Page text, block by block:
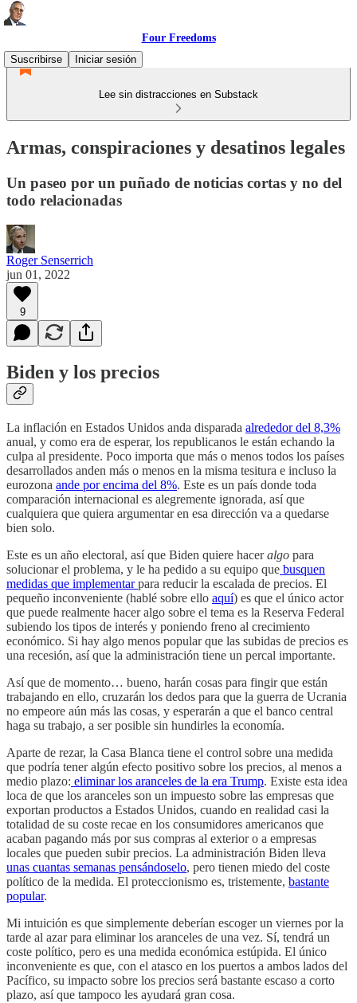
Four Freedoms
Suscribirse
Iniciar sesión
Lee sin distracciones en Substack
Armas, conspiraciones y desatinos legales
Un paseo por un puñado de noticias cortas y no del
todo relacionadas
Roger Senserrich
jun 01, 2022
9
Biden y los precios
La inflación en Estados Unidos anda disparada alrededor del 8,3%
anual, y como era de esperar, los republicanos le están echando la
culpa al presidente. Poco importa que más o menos todos los países
desarrollados anden más o menos en la misma tesitura e incluso la
eurozona ande por encima del 8%. Este es un país donde toda
comparación internacional es alegremente ignorada, así que
cualquiera que quiera argumentar en esa dirección va a quedarse
bien solo.
Este es un año electoral, así que Biden quiere haceralgo para
solucionar el problema, y le ha pedido a su equipo que busquen
medidas que implementarpara reducir la escalada de precios. El
pequeño inconveniente (hablé sobre ello aquí) es que el único actor
que puede realmente hacer algo sobre el tema es la Reserva Federal
subiendo los tipos de interés y poniendo freno al crecimiento
económico. Si hay algo menos popular que las subidas de precios es
una recesión, así que la administración tiene un percal importante.
Así que de momento… bueno, harán cosas para fingir que están
trabajando en ello, cruzarán los dedos para que la guerra de Ucrania
no empeore aún más las cosas, y esperarán a que el banco central
haga su trabajo, a ser posible sin hundirles la economía.
Aparte de rezar, la Casa Blanca tiene el control sobre una medida
que podría tener algún efecto positivo sobre los precios, al menos a
medio plazo: eliminar los aranceles de la era Trump. Existe esta idea
loca de que los aranceles son un impuesto sobre las empresas que
exportan productos a Estados Unidos, cuando en realidad casi la
totalidad de su coste recae en los consumidores americanos que
acaban pagando más por sus compras al exterior o a empresas
locales que pueden subir precios. La administración Biden lleva
unas cuantas semanas pensándoselo, pero tienen miedo del coste
político de la medida. El proteccionismo es, tristemente, bastante
popular.
Mi intuición es que simplemente deberían escoger un viernes por la
tarde al azar para eliminar los aranceles de una vez. Sí, tendrá un
coste político, pero es una medida económica estúpida. El único
inconveniente es que, con el atasco en los puertos a ambos lados del
Pacífico, su impacto sobre los precios será bastante escaso a corto
plazo, así que tampoco les ayudará gran cosa.